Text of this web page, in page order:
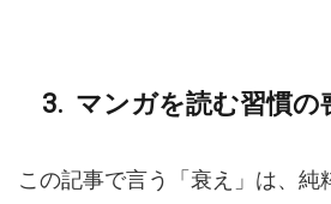
マンガを読む習慣の
この記事で言う「衰え」は、純